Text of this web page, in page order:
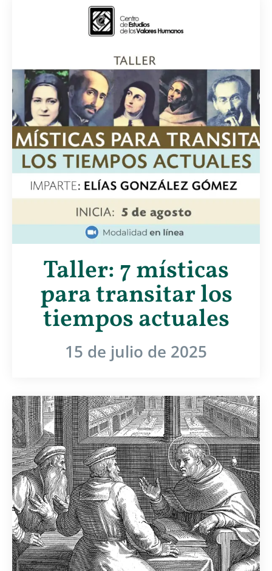
Taller: 7 místicas
para transitar los
tiempos actuales
15 de julio de 2025